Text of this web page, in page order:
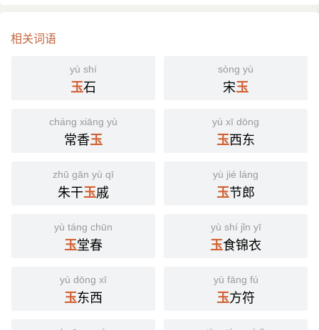
相关词语
yù shí
玉石
sòng yù
宋玉
cháng xiāng yù
常香玉
yù xī dōng
玉西东
zhū gān yù qī
朱干玉戚
yù jié láng
玉节郎
yù táng chūn
玉堂春
yù shí jǐn yī
玉食锦衣
yù dōng xī
玉东西
yù fāng fú
玉方符